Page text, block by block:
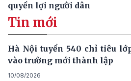
quyền lợi người dân
Tin mới
Hà Nội tuyển 540 chỉ tiêu
vào trường mới thành lập
10/08/2026